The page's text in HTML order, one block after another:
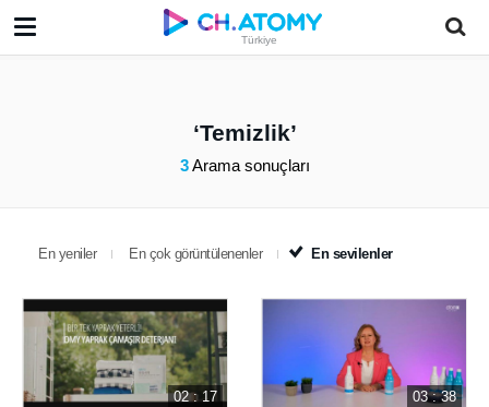
Türkiye
Temizlik
3Arama sonuçları
En yeniler En çok görüntülenenler En sevilenler
02 : 17 03 : 38